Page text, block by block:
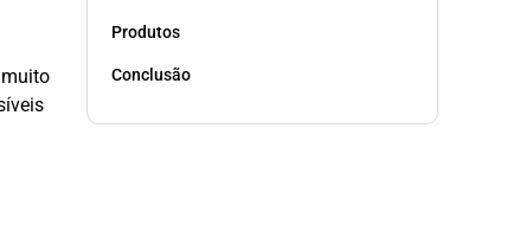
Produtos
Conclusão